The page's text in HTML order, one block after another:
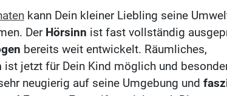
kann Dein kleiner Liebling seine
Der Hörsinn ist fast vollständig
bereits weit entwickelt. Räumliches,
ist jetzt für Dein Kind möglich und
neugierig auf seine Umgebung und